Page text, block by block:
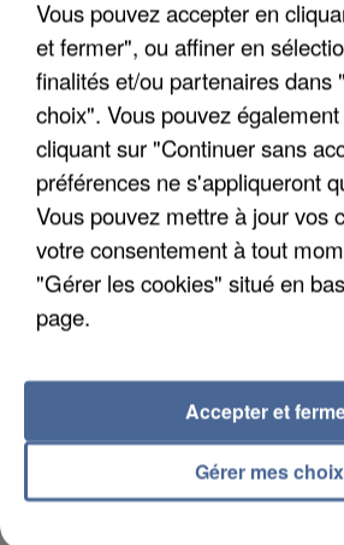
UNE TOURISTE DE L’OISE
COULÉE DE BOUE EN HAUTE-
LES DONNÉES DE 300 000
INTERMARCHÉ APRÈS UNE...
Vous pouvez accepter en
et fermer", ou affiner en
finalités et/ou partenaires dans
choix". Vous pouvez
cliquant sur "Continuer sans
préférences ne s'appliqueront
Vous pouvez mettre à jour vos
votre consentement à tout
"Gérer les cookies" situé en
page.
Gérer mes choix
Accepter et